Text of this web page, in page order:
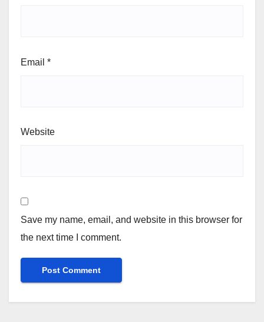
Email *
Website
Save my name, email, and website in this browser for
the next time I comment.